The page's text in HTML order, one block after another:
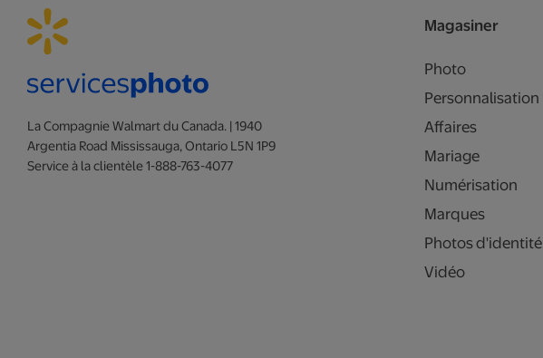
La Compagnie Walmart du Canada. | 1940
Argentia Road Mississauga, Ontario L5N 1P9
Service à la clientèle 1-888-763-4077
Magasiner
Photo
Personnalisation
Affaires
Mariage
Numérisation
Marques
Photos d'identité
Vidéo